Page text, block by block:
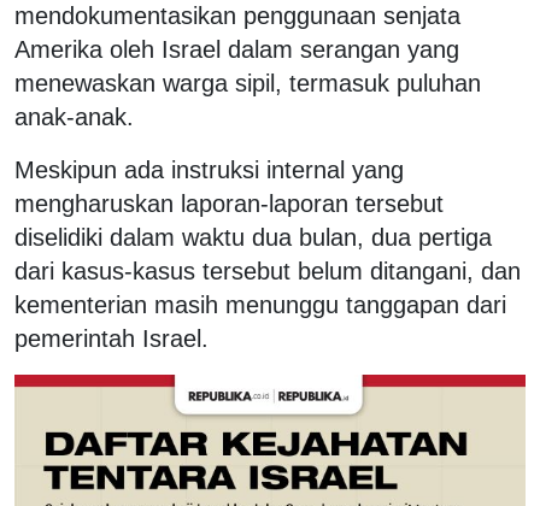
mendokumentasikan penggunaan senjata
Amerika oleh Israel dalam serangan yang
menewaskan warga sipil, termasuk puluhan
anak-anak.
Meskipun ada instruksi internal yang
mengharuskan laporan-laporan tersebut
diselidiki dalam waktu dua bulan, dua pertiga
dari kasus-kasus tersebut belum ditangani, dan
kementerian masih menunggu tanggapan dari
pemerintah Israel.